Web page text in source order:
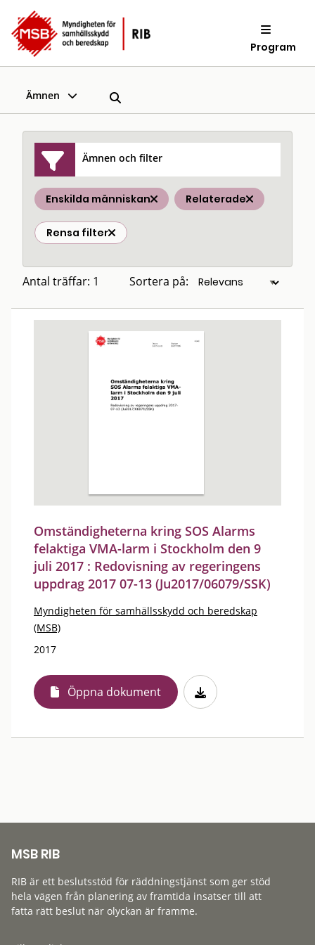
Program
Ämnen
Ämnen och filter
Enskilda människan Relaterade
Rensa filter
Antal träffar: 1 Sortera på:
Omständigheterna kring SOS Alarms
felaktiga VMA-larm i Stockholm den 9
juli 2017 : Redovisning av regeringens
uppdrag 2017 07-13 (Ju2017/06079/SSK)
Myndigheten för samhällsskydd och beredskap
(MSB)
2017
Öppna dokument
MSB RIB
RIB är ett beslutsstöd för räddningstjänst som ger stöd
hela vägen från planering av framtida insatser till att
fatta rätt beslut när olyckan är framme.